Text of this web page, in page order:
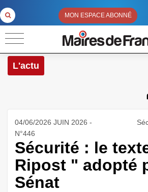
MON ESPACE ABONNÉ
L'actu
04/06/2026 JUIN 2026 -
N°446
Sécurité : le
Ripost " adopté
Sénat